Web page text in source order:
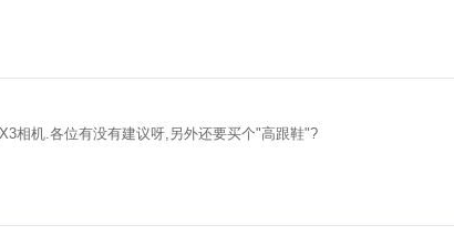
相机.各位有没有建议呀,另外还要买个"高跟鞋"?